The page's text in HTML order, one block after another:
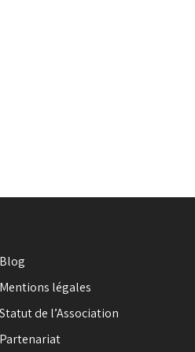
Blog
Mentions légales
Statut de l’Association
Partenariat